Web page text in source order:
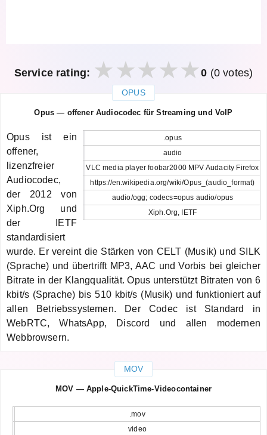
Service rating: 0 (0 votes)
OPUS
Opus — offener Audiocodec für Streaming und VoIP
.opus
audio
VLC media player foobar2000 MPV Audacity Firefox
https://en.wikipedia.org/wiki/Opus_(audio_format)
audio/ogg; codecs=opus audio/opus
Xiph.Org, IETF
Opus ist ein
offener,
lizenzfreier
Audiocodec,
der 2012 von
Xiph.Org und
der IETF
standardisiert
wurde. Er vereint die Stärken von CELT (Musik) und SILK
(Sprache) und übertrifft MP3, AAC und Vorbis bei gleicher
Bitrate in der Klangqualität. Opus unterstützt Bitraten von 6
kbit/s (Sprache) bis 510 kbit/s (Musik) und funktioniert auf
allen Betriebssystemen. Der Codec ist Standard in
WebRTC, WhatsApp, Discord und allen modernen
Webbrowsern.
MOV
MOV — Apple-QuickTime-Videocontainer
.mov
video